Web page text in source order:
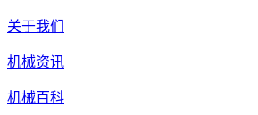
关于我们
机械资讯
机械百科